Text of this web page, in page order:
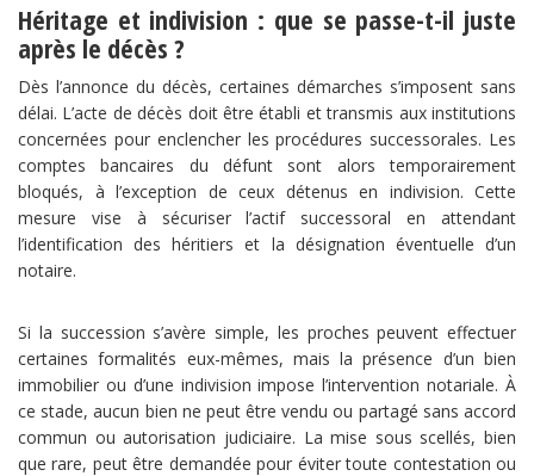
Héritage et indivision : que se passe-t-il juste
après le décès ?
Dès l’annonce du décès, certaines démarches s’imposent sans
délai. L’acte de décès doit être établi et transmis aux institutions
concernées pour enclencher les procédures successorales. Les
comptes bancaires du défunt sont alors temporairement
bloqués, à l’exception de ceux détenus en indivision. Cette
mesure vise à sécuriser l’actif successoral en attendant
l’identification des héritiers et la désignation éventuelle d’un
notaire.
Si la succession s’avère simple, les proches peuvent effectuer
certaines formalités eux-mêmes, mais la présence d’un bien
immobilier ou d’une indivision impose l’intervention notariale. À
ce stade, aucun bien ne peut être vendu ou partagé sans accord
commun ou autorisation judiciaire. La mise sous scellés, bien
que rare, peut être demandée pour éviter toute contestation ou